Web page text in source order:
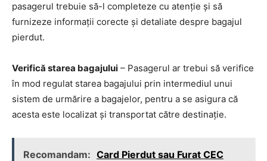
pasagerul trebuie să-l completeze cu atenție și să
furnizeze informații corecte și detaliate despre bagajul
pierdut.
Verifică starea bagajului – Pasagerul ar trebui să verifice
în mod regulat starea bagajului prin intermediul unui
sistem de urmărire a bagajelor, pentru a se asigura că
acesta este localizat și transportat către destinație.
Recomandam: Card Pierdut sau Furat CEC